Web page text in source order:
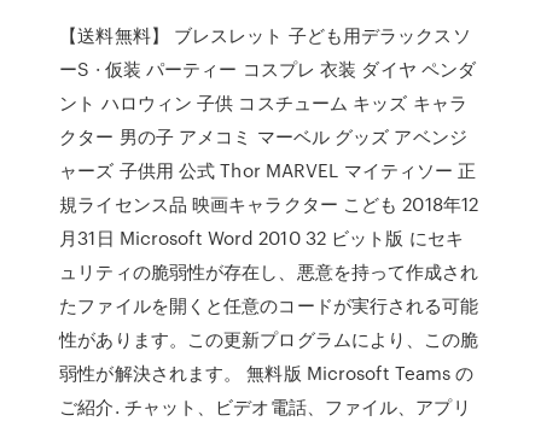
【送料無料】 ブレスレット 子ども用デラックスソ
ーS · 仮装 パーティー コスプレ 衣装 ダイヤ ペンダ
ント ハロウィン 子供 コスチューム キッズ キャラ
クター 男の子 アメコミ マーベル グッズ アベンジ
ャーズ 子供用 公式 Thor MARVEL マイティソー 正
規ライセンス品 映画キャラクター こども 2018年12
月31日 Microsoft Word 2010 32 ビット版 にセキ
ュリティの脆弱性が存在し、悪意を持って作成され
たファイルを開くと任意のコードが実行される可能
性があります。この更新プログラムにより、この脆
弱性が解決されます。 無料版 Microsoft Teams の
ご紹介. チャット、ビデオ電話、ファイル、アプリ